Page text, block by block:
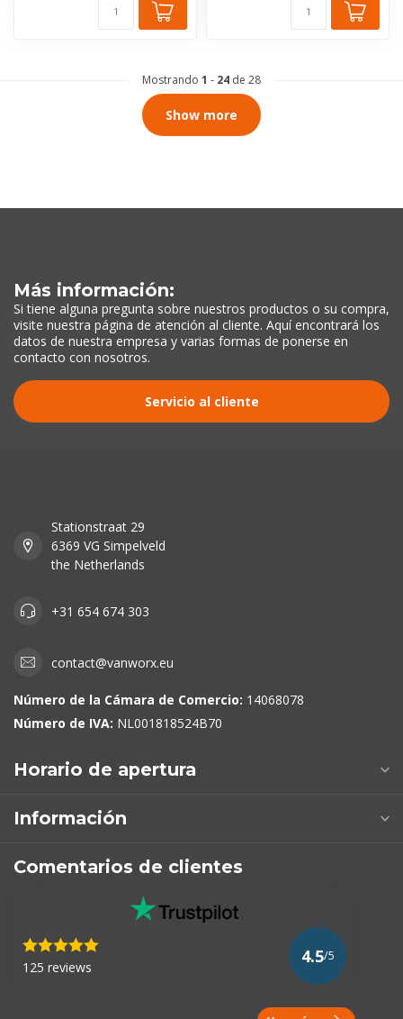
Mostrando 1 - 24 de 28
Show more
Más información:
Si tiene alguna pregunta sobre nuestros productos o su compra,
visite nuestra página de atención al cliente. Aquí encontrará los
datos de nuestra empresa y varias formas de ponerse en
contacto con nosotros.
Servicio al cliente
Stationstraat 29
6369 VG Simpelveld
the Netherlands
+31 654 674 303
contact@vanworx.eu
Número de la Cámara de Comercio: 14068078
Número de IVA: NL001818524B70
Horario de apertura
Información
Comentarios de clientes
125 reviews
4.5/5